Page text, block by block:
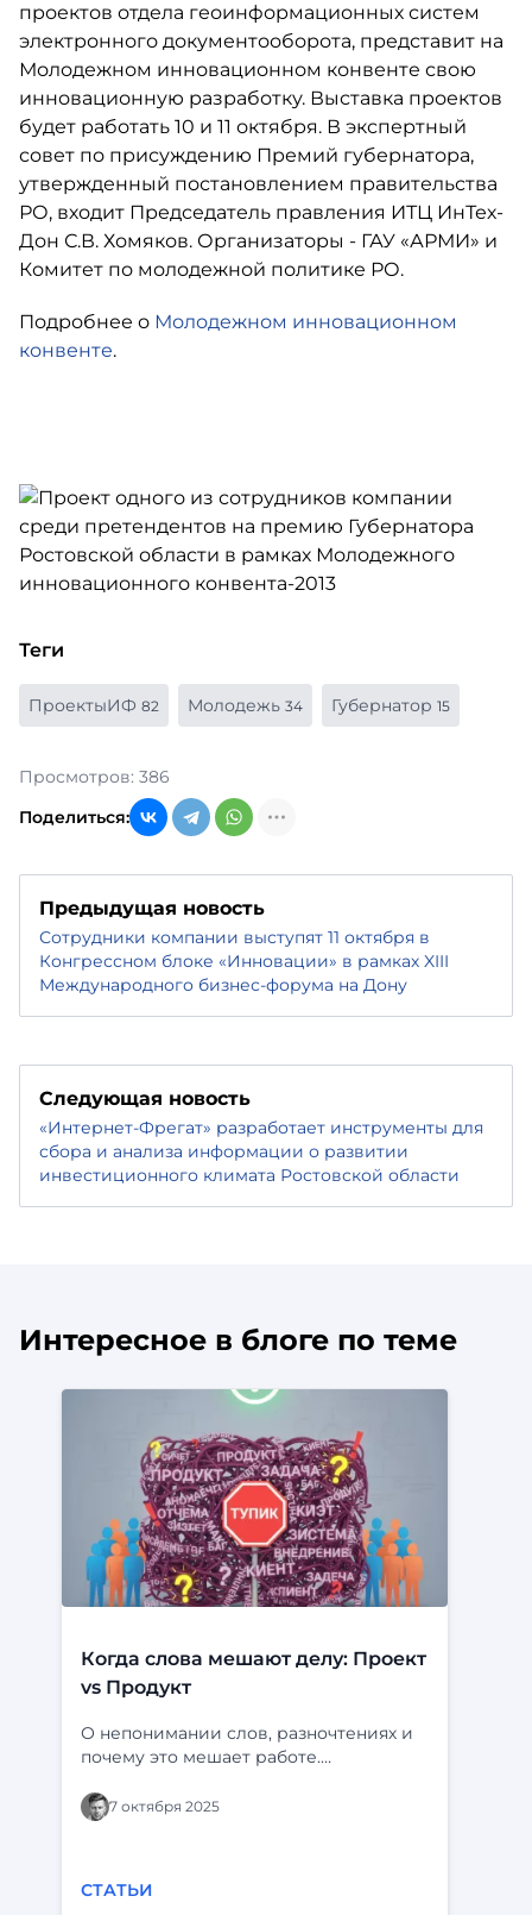
проектов отдела геоинформационных систем
электронного документооборота, представит на
Молодежном инновационном конвенте свою
инновационную разработку. Выставка проектов
будет работать 10 и 11 октября. В экспертный
совет по присуждению Премий губернатора,
утвержденный постановлением правительства
РО, входит Председатель правления ИТЦ ИнТех-
Дон С.В. Хомяков. Организаторы - ГАУ «АРМИ» и
Комитет по молодежной политике РО.
Подробнее о Молодежном инновационном
конвенте.
Теги
ПроектыИФ 82 Молодежь 34 Губернатор 15
Просмотров: 386
Поделиться:
Предыдущая новость
Сотрудники компании выступят 11 октября в
Конгрессном блоке «Инновации» в рамках XIII
Международного бизнес-форума на Дону
Следующая новость
«Интернет-Фрегат» разработает инструменты для
сбора и анализа информации о развитии
инвестиционного климата Ростовской области
Интересное в блоге по теме
Когда слова мешают делу: Проект
vs Продукт
О непонимании слов, разночтениях и
почему это мешает работе.
платформой” и “Фарватером-Активы”.
7 октября 2025
СТАТЬИ